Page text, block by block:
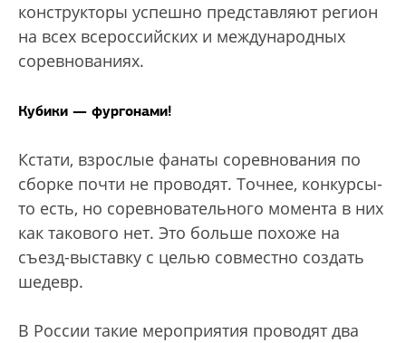
конструкторы успешно представляют регион
на всех всероссийских и международных
соревнованиях.
Кубики — фургонами!
Кстати, взрослые фанаты соревнования по
сборке почти не проводят. Точнее, конкурсы-
то есть, но соревновательного момента в них
как такового нет. Это больше похоже на
съезд-выставку с целью совместно создать
шедевр.
В России такие мероприятия проводят два